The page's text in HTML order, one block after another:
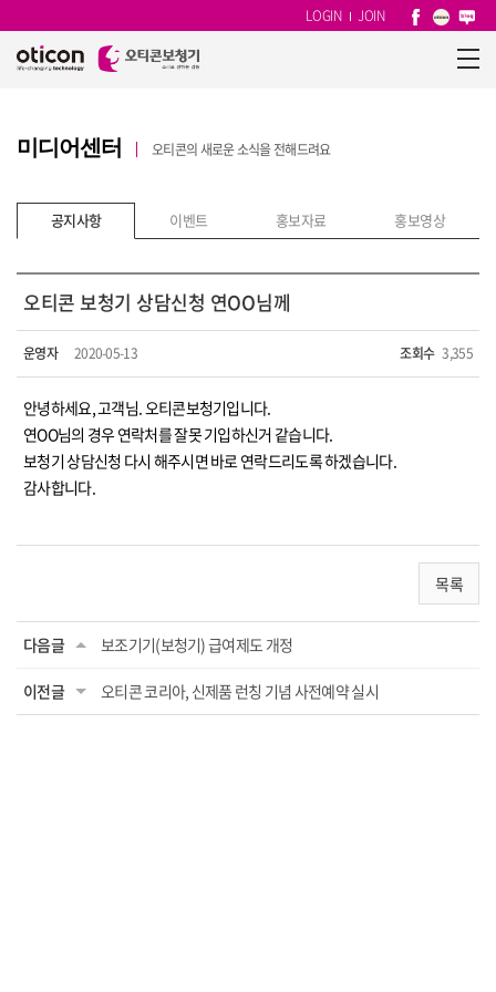
LOGIN JOIN
미디어센터 오티콘의 새로운 소식을 전해드려요
공지사항 이벤트 홍보자료 홍보영상
오티콘 보청기 상담신청 연OO님께
운영자 2020-05-13 조회수 3,355
안녕하세요, 고객님. 오티콘보청기입니다.
연OO님의 경우 연락처를 잘못 기입하신거 같습니다.
보청기 상담신청 다시 해주시면 바로 연락드리도록 하겠습니다.
감사합니다.
목록
다음글 보조기기(보청기) 급여제도 개정
이전글 오티콘 코리아, 신제품 런칭 기념 사전예약 실시